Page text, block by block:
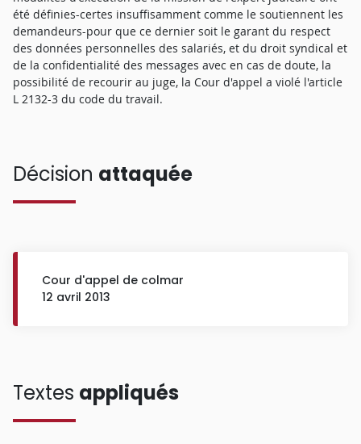
été définies-certes insuffisamment comme le soutiennent les
demandeurs-pour que ce dernier soit le garant du respect
des données personnelles des salariés, et du droit syndical et
de la confidentialité des messages avec en cas de doute, la
possibilité de recourir au juge, la Cour d'appel a violé l'article
L 2132-3 du code du travail.
Décision attaquée
Cour d'appel de colmar
12 avril 2013
Textes appliqués